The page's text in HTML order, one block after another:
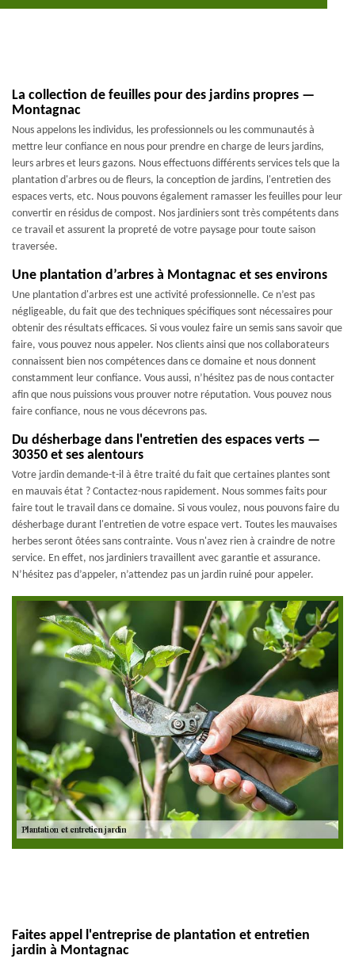
La collection de feuilles pour des jardins propres —
Montagnac
Nous appelons les individus, les professionnels ou les communautés à
mettre leur confiance en nous pour prendre en charge de leurs jardins,
leurs arbres et leurs gazons. Nous effectuons différents services tels que la
plantation d'arbres ou de fleurs, la conception de jardins, l'entretien des
espaces verts, etc. Nous pouvons également ramasser les feuilles pour leur
convertir en résidus de compost. Nos jardiniers sont très compétents dans
ce travail et assurent la propreté de votre paysage pour toute saison
traversée.
Une plantation d’arbres à Montagnac et ses environs
Une plantation d'arbres est une activité professionnelle. Ce n’est pas
négligeable, du fait que des techniques spécifiques sont nécessaires pour
obtenir des résultats efficaces. Si vous voulez faire un semis sans savoir que
faire, vous pouvez nous appeler. Nos clients ainsi que nos collaborateurs
connaissent bien nos compétences dans ce domaine et nous donnent
constamment leur confiance. Vous aussi, n’hésitez pas de nous contacter
afin que nous puissions vous prouver notre réputation. Vous pouvez nous
faire confiance, nous ne vous décevrons pas.
Du désherbage dans l'entretien des espaces verts —
30350 et ses alentours
Votre jardin demande-t-il à être traité du fait que certaines plantes sont
en mauvais état ? Contactez-nous rapidement. Nous sommes faits pour
faire tout le travail dans ce domaine. Si vous voulez, nous pouvons faire du
désherbage durant l'entretien de votre espace vert. Toutes les mauvaises
herbes seront ôtées sans contrainte. Vous n'avez rien à craindre de notre
service. En effet, nos jardiniers travaillent avec garantie et assurance.
N’hésitez pas d’appeler, n’attendez pas un jardin ruiné pour appeler.
Faites appel l'entreprise de plantation et entretien
jardin à Montagnac